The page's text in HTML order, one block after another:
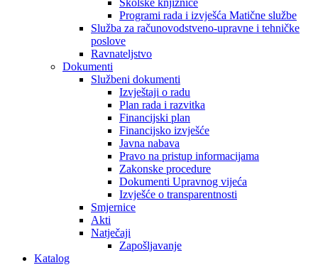
Programi rada i izvješća Matične službe
Služba za računovodstveno-upravne i tehničke
poslove
Ravnateljstvo
Dokumenti
Službeni dokumenti
Izvještaji o radu
Plan rada i razvitka
Financijski plan
Financijsko izvješće
Javna nabava
Pravo na pristup informacijama
Zakonske procedure
Dokumenti Upravnog vijeća
Izvješće o transparentnosti
Smjernice
Akti
Natječaji
Zapošljavanje
Katalog